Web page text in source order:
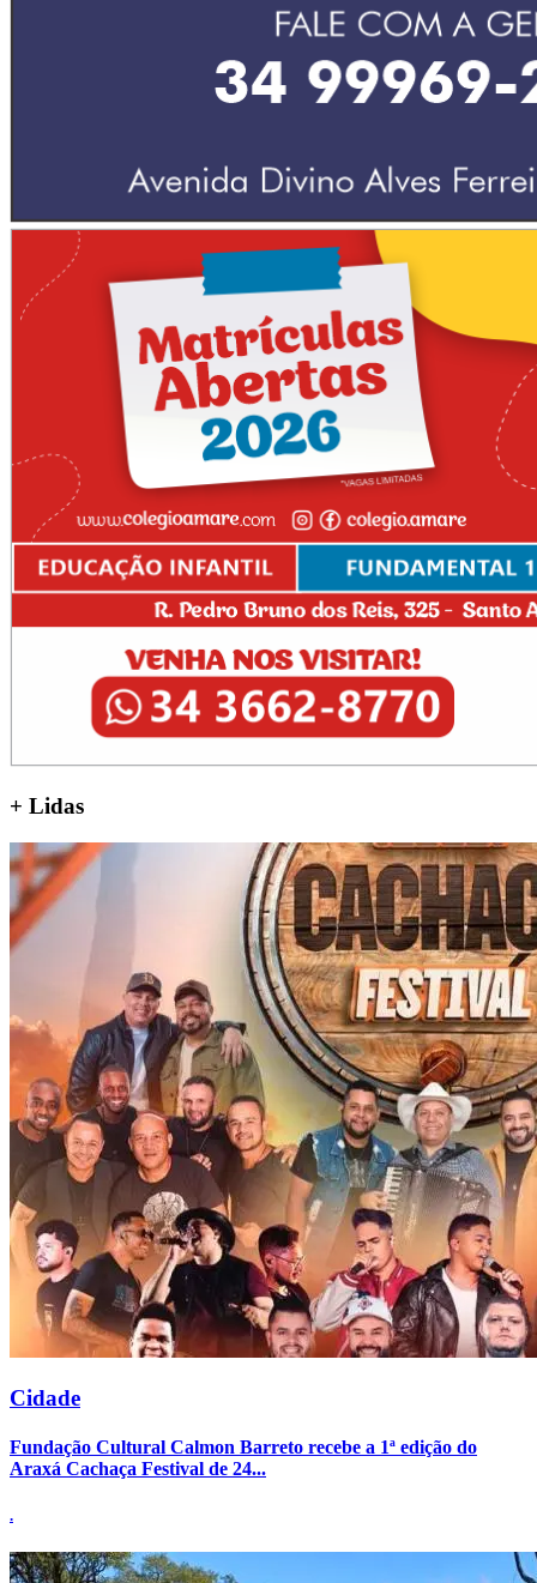
+ Lidas
Cidade
Fundação Cultural Calmon Barreto recebe a 1ª edição do
Araxá Cachaça Festival de 24...
.